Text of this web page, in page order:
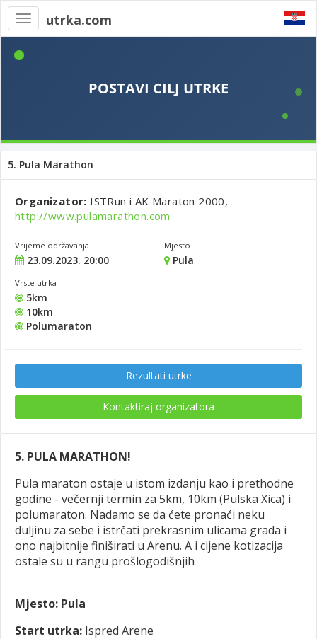
Toggle
navigation
utrka.com
5. Pula Marathon
Organizator: ISTRun i AK Maraton 2000,
http://www.pulamarathon.com
Vrijeme održavanja
23.09.2023. 20:00
Mjesto
Pula
Vrste utrka
5km
10km
Polumaraton
Rezultati utrke
Kontaktiraj organizatora
5. PULA MARATHON!
Pula maraton ostaje u istom izdanju kao i prethodne
godine - večernji termin za 5km, 10km (Pulska Xica) i
polumaraton. Nadamo se da ćete pronaći neku
duljinu za sebe i istrčati prekrasnim ulicama grada i
ono najbitnije finiširati u Arenu. A i cijene kotizacija
ostale su u rangu prošlogodišnjih
Mjesto: Pula
Start utrka: Ispred Arene